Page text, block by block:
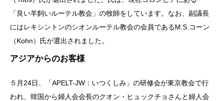
「良い羊飼いルーテル教会」の牧師をしています。なお、副議長
にはレキシントンのシオンルーテル教会の会員であるM.S.コーン
（Kohn）氏が選出されました。
アジアからのお客様
５月24日、「APELT-JW：いつくしみ」の研修会が東京教会で行
われ、韓国から婦人会会長のクオン・ヒュックチョさんと婦人会